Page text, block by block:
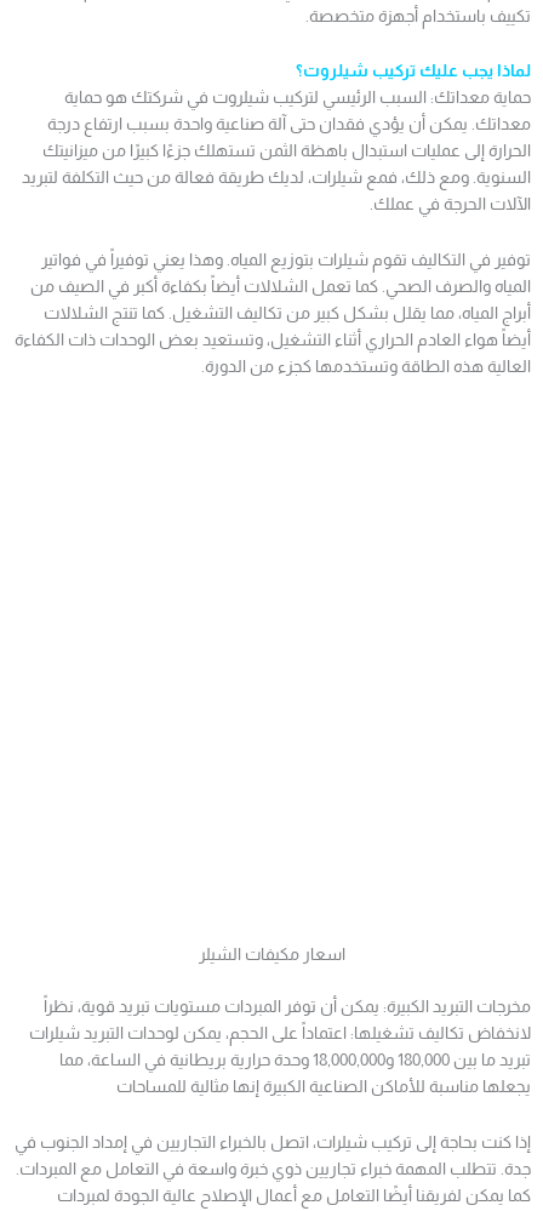
تكييف باستخدام أجهزة متخصصة.
لماذا يجب عليك تركيب شيلروت؟
حماية معداتك: السبب الرئيسي لتركيب شيلروت في شركتك هو حماية
معداتك. يمكن أن يؤدي فقدان حتى آلة صناعية واحدة بسبب ارتفاع درجة
الحرارة إلى عمليات استبدال باهظة الثمن تستهلك جزءًا كبيرًا من ميزانيتك
السنوية. ومع ذلك، فمع شيلرات، لديك طريقة فعالة من حيث التكلفة لتبريد
الآلات الحرجة في عملك.
توفير في التكاليف تقوم شيلرات بتوزيع المياه. وهذا يعني توفيراً في فواتير
المياه والصرف الصحي. كما تعمل الشلالات أيضاً بكفاءة أكبر في الصيف من
أبراج المياه، مما يقلل بشكل كبير من تكاليف التشغيل. كما تنتج الشلالات
أيضاً هواء العادم الحراري أثناء التشغيل، وتستعيد بعض الوحدات ذات الكفاءة
العالية هذه الطاقة وتستخدمها كجزء من الدورة.
اسعار مكيفات الشيلر
مخرجات التبريد الكبيرة: يمكن أن توفر المبردات مستويات تبريد قوية، نظراً
لانخفاض تكاليف تشغيلها: اعتماداً على الحجم، يمكن لوحدات التبريد شيلرات
تبريد ما بين 180,000 و18,000,000 وحدة حرارية بريطانية في الساعة، مما
يجعلها مناسبة للأماكن الصناعية الكبيرة إنها مثالية للمساحات
إذا كنت بحاجة إلى تركيب شيلرات، اتصل بالخبراء التجاريين في إمداد الجنوب في
جدة. تتطلب المهمة خبراء تجاريين ذوي خبرة واسعة في التعامل مع المبردات.
كما يمكن لفريقنا أيضًا التعامل مع أعمال الإصلاح عالية الجودة لمبردات